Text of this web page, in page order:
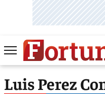
Luis Perez